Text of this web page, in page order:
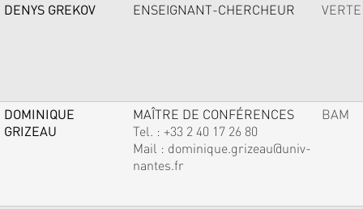
DENYS GREKOV ENSEIGNANT-CHERCHEUR VERTE
DOMINIQUE
GRIZEAU
MAÎTRE DE CONFÉRENCES
Tel. : +33 2 40 17 26 80
Mail : dominique.grizeau@univ-
nantes.fr
BAM